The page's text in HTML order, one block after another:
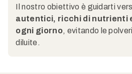
Il nostro obiettivo è guidarti
autentici, ricchi di nutrienti
ogni giorno, evitando le
diluite.